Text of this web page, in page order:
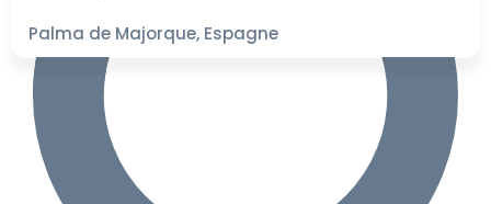
Palma de Majorque, Espagne